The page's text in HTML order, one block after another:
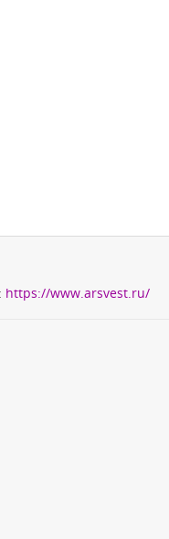
https://www.arsvest.ru/